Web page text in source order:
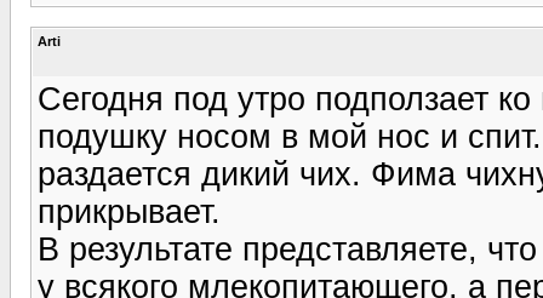
Arti
Сегодня под утро подползает
подушку носом в мой нос и
раздается дикий чих. Фима
прикрывает.
В результате представляете,
у всякого млекопитающего, а